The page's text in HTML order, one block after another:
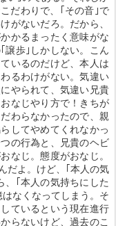
だわりで、｢その音｣で
がないだろ。だから、
かるまったく意味がな
譲歩｣しかしない。こん
いるのだけど、本人は
るわけがない。気違い
やられて、気違い兄貴
なじやり方で！きちが
わらなかったので、親
してやめてくれなかっ
の行為と、兄貴のヘビ
なじ。態度がおなじ。
だよ。けど、｢本人の気
｢本人の気持ちにした
なくなってしまう。そ
ているという現在進行
らないけど、過去のこ